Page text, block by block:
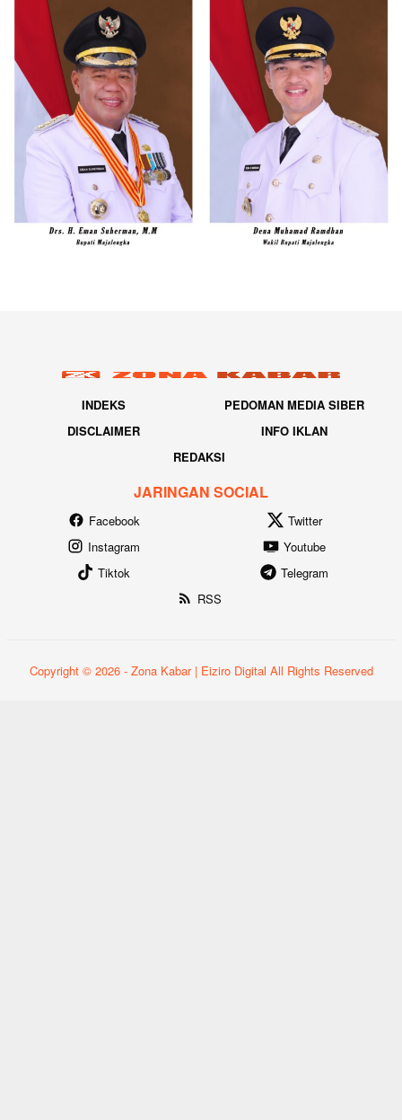
INDEKS
PEDOMAN MEDIA SIBER
DISCLAIMER
INFO IKLAN
REDAKSI
JARINGAN SOCIAL
Facebook
Twitter
Instagram
Youtube
Tiktok
Telegram
RSS
Copyright © 2026 - Zona Kabar | Eiziro Digital All Rights Reserved